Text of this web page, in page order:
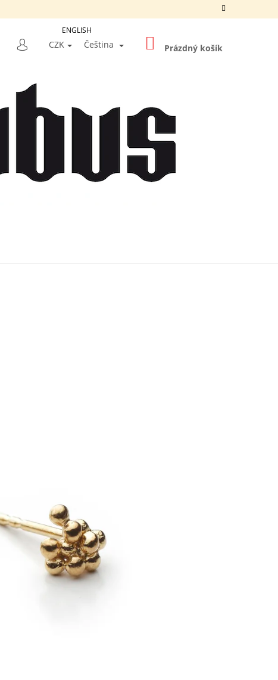
PŘIHLÁŠENÍ
CZK Čeština NÁKUPNÍ
KOŠÍK
Prázdný košík
ENGLISH